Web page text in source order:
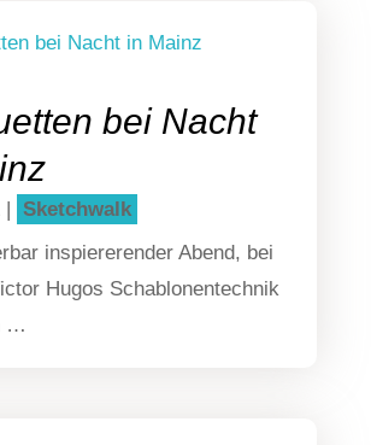
bei Nacht
| Sketch­walk
inspie­re­ren­der Abend, bei
Hugos Scha­blo­nen­tech­nik
…